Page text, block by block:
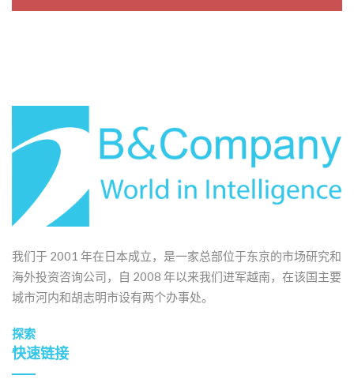
我们于 2001 年在日本成立，是一家总部位于东京的市场研究和
海外投资咨询公司，自 2008 年以来我们进军越南，在该国主要
城市河内和胡志明市设有两个办事处。
探索
快速链接